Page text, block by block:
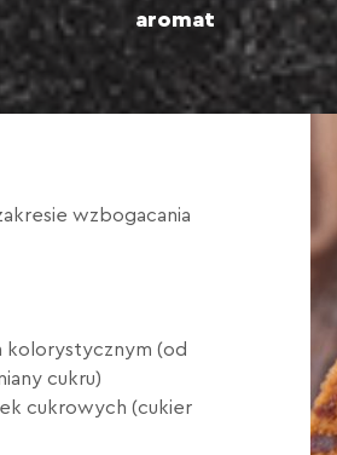
aromat
wzbogacania
kolorystycznym (od
cukru)
cukrowych (cukier